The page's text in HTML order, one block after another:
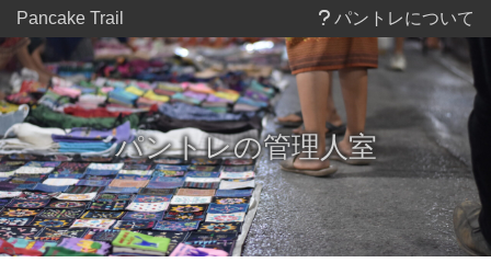
Pancake Trail パントレについて
パントレの管理人室